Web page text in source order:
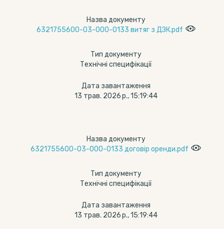
Назва документу
6321755600-03-000-0133 витяг з ДЗК.pdf
Тип документу
Технічні специфікації
Дата завантаження
13 трав. 2026 р., 15:19:44
Назва документу
6321755600-03-000-0133 договір оренди.pdf
Тип документу
Технічні специфікації
Дата завантаження
13 трав. 2026 р., 15:19:44